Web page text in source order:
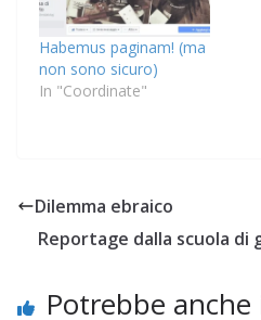
Habemus paginam! (ma
non sono sicuro)
In "Coordinate"
Dilemma ebraico
Reportage dalla scuola di
Potrebbe